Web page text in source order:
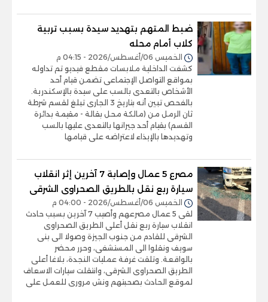
ضبط المتهم بتهديد سيدة بسبب تربية
كلاب أمام محله
الخميس 06/أغسطس/2026 - 04:15 م
كشفت الداخلية ملابسات مقطع فيديو تم تداوله
بمواقع التواصل الإجتماعى تضمن قيام أحد
الأشخاص بالتعدى بالسب على سيدة بالإسكندرية.
بالفحص تبين أنه بتاريخ 3 الجارى تبلغ لقسم شرطة
ثان الرمل من (مالكة محل بقالة - مقيمة بدائرة
القسم) بقيام أحد جيرانها بالتعدى عليها بالسب
وتهديدها بالإيذاء لاعتراضه على قيامها
مصرع 5 عمال وإصابة 7 آخرين إثر انقلاب
سيارة ربع نقل بالطريق الصحراوى الشرقى
الخميس 06/أغسطس/2026 - 04:00 م
لقى 5 عمال مصرعهم وأصيب 7 آخرين بسبب حادث
انقلاب سيارة ربع نقل أعلى الطريق الصحراوى
الشرقى للقادم من جنوب الجيزة وصولا الى بنى
سويف ونقلوا الى المستشفى، وحرر محضر
بالواقعة. وتلقت غرفة عمليات النجدة، بلاغا أعلى
الطريق الصحراوى الشرقى، وانتقلت سيارات الاسعاف
لموقع الحادث بصحبتهم ونش مرورى للعمل على